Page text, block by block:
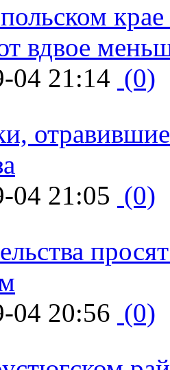
вдвое
04 21:14 (0)
04 21:05 (0)
04 20:56 (0)